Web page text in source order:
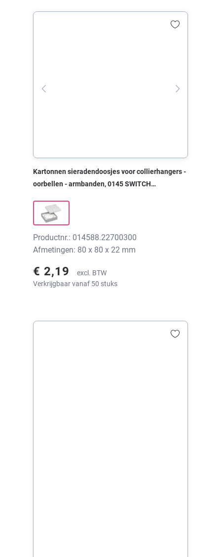
Kartonnen sieradendoosjes voor collierhangers -
oorbellen - armbanden, 0145 SWITCH
Productnr.: 014588.22700300
Afmetingen: 80 x 80 x 22 mm
€ 2,19
excl. BTW
Verkrijgbaar vanaf 50 stuks